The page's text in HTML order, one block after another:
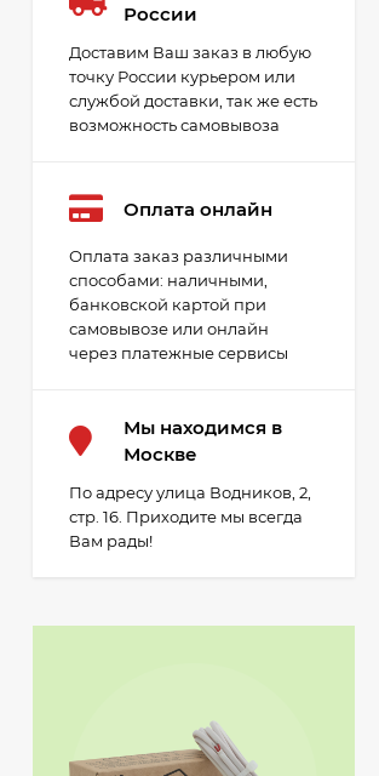
России
Доставим Ваш заказ в любую
точку России курьером или
службой доставки, так же есть
возможность самовывоза
Оплата онлайн
Оплата заказ различными
способами: наличными,
банковской картой при
самовывозе или онлайн
через платежные сервисы
Мы находимся в
Москве
По адресу улица Водников, 2,
стр. 16. Приходите мы всегда
Вам рады!